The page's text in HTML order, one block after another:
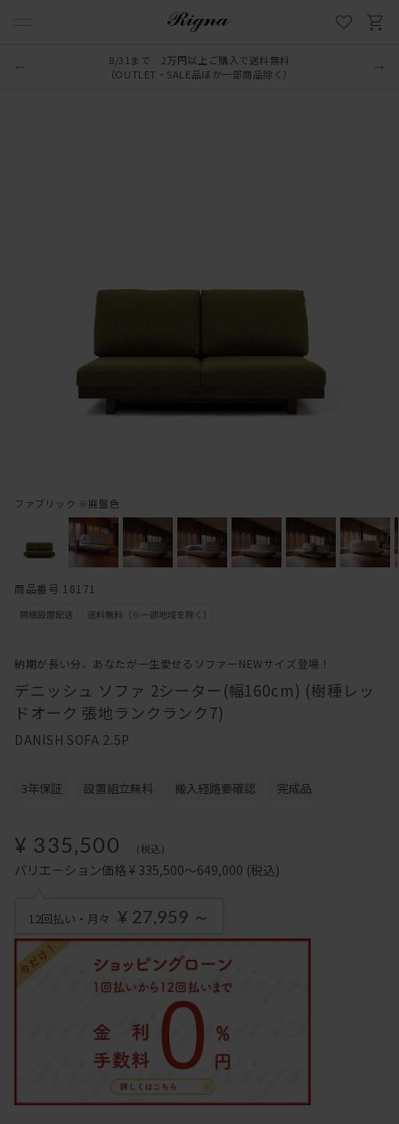
8/31まで 2万円以上ご購入で送料無料
（OUTLET・SALE品ほか一部商品除く）
納期が長い分、あなたが一生愛せるソファーNEWサイズ登場！
デニッシュ ソファ 2シーター(幅160cm) (樹種レッ
ドオーク 張地ランクランク7)
DANISH SOFA 2.5P
ファブリック ※廃盤色
3年保証 設置組立無料 搬入経路要確認 完成品
¥ 335,500 (税込)
バリエーション価格 ¥ 335,500～649,000 (税込)
12回払い・月々 ¥ 27,959 ～
商品番号 18171